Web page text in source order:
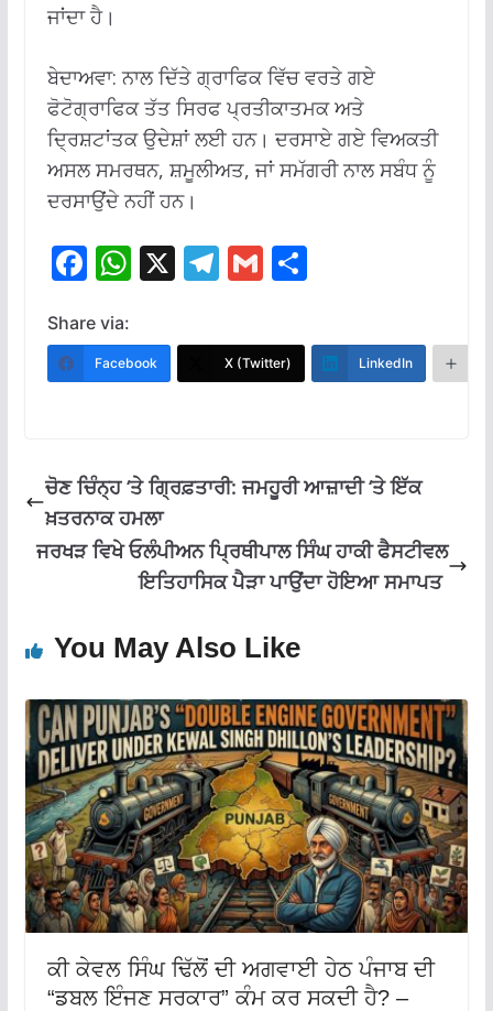
ਜਾਂਦਾ ਹੈ।
ਬੇਦਾਅਵਾ: ਨਾਲ ਦਿੱਤੇ ਗ੍ਰਾਫਿਕ ਵਿੱਚ ਵਰਤੇ ਗਏ
ਫੋਟੋਗ੍ਰਾਫਿਕ ਤੱਤ ਸਿਰਫ ਪ੍ਰਤੀਕਾਤਮਕ ਅਤੇ
ਦ੍ਰਿਸ਼ਟਾਂਤਕ ਉਦੇਸ਼ਾਂ ਲਈ ਹਨ। ਦਰਸਾਏ ਗਏ ਵਿਅਕਤੀ
ਅਸਲ ਸਮਰਥਨ, ਸ਼ਮੂਲੀਅਤ, ਜਾਂ ਸਮੱਗਰੀ ਨਾਲ ਸਬੰਧ ਨੂੰ
ਦਰਸਾਉਂਦੇ ਨਹੀਂ ਹਨ।
F
e
b
k
W
at
s
p
X T
e
gr
G
ai
l
S
ar
e
Share via:
Facebook X (Twitter) LinkedIn
ਚੋਣ ਚਿੰਨ੍ਹ ‘ਤੇ ਗ੍ਰਿਫ਼ਤਾਰੀ: ਜਮਹੂਰੀ ਆਜ਼ਾਦੀ ‘ਤੇ ਇੱਕ
ਖ਼ਤਰਨਾਕ ਹਮਲਾ
ਜਰਖੜ ਵਿਖੇ ਓਲੰਪੀਅਨ ਪ੍ਰਿਥੀਪਾਲ ਸਿੰਘ ਹਾਕੀ ਫੈਸਟੀਵਲ
ਇਤਿਹਾਸਿਕ ਪੈੜਾ ਪਾਉਂਦਾ ਹੋਇਆ ਸਮਾਪਤ
You May Also Like
ਕੀ ਕੇਵਲ ਸਿੰਘ ਢਿੱਲੋਂ ਦੀ ਅਗਵਾਈ ਹੇਠ ਪੰਜਾਬ ਦੀ
“ਡਬਲ ਇੰਜਣ ਸਰਕਾਰ” ਕੰਮ ਕਰ ਸਕਦੀ ਹੈ? –